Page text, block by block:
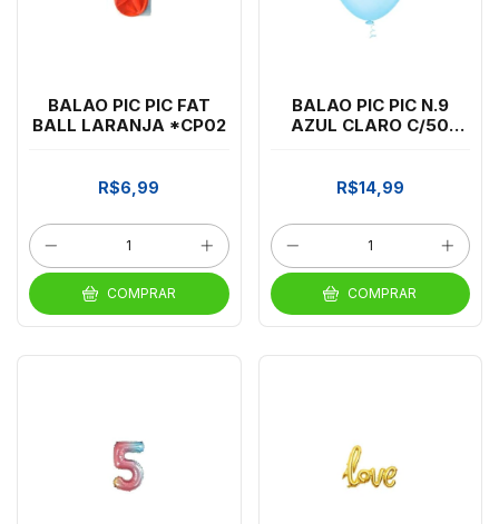
BALAO PIC PIC FAT
BALL LARANJA *CP02
R$6,99
COMPRAR
BALAO PIC PIC N.9
AZUL CLARO C/50
R$14,99
COMPRAR